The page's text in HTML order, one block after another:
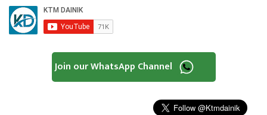
Join our WhatsApp Channel